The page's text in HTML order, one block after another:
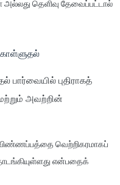
அல்லது தெளிவு தேவைப்பட்டால்
பார்வையில் புதிராகத்
அவற்றின்
வெற்றிகரமாகப்
என்பதைக்